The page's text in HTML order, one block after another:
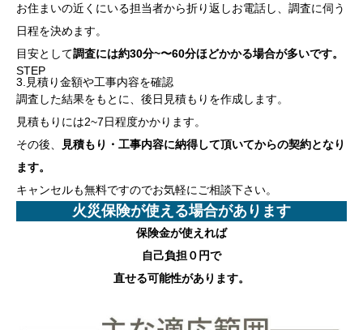
お住まいの近くにいる担当者から折り返しお電話し、調査に伺う
日程を決めます。
目安として調査には約30分~〜60分ほどかかる場合が多いです。
STEP
3.見積り金額や工事内容を確認
調査した結果をもとに、後日見積もりを作成します。
見積もりには2~7日程度かかります。
その後、
見積もり・工事内容に納得して頂いてからの契約となり
ます。
キャンセルも無料ですのでお気軽にご相談下さい。
火災保険が使える場合があります
保険金が使えれば
自己負担０円で
直せる可能性があります。